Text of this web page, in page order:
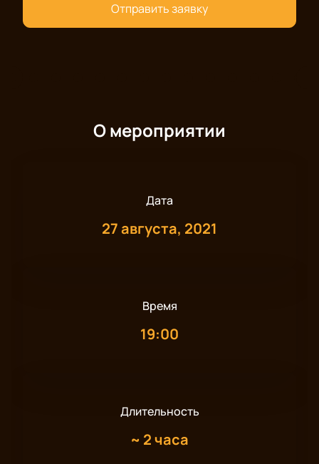
Отправить заявку
О мероприятии
Дата
27 августа, 2021
Время
19:00
Длительность
~ 2 часа